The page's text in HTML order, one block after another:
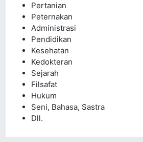
Pertanian
Peternakan
Administrasi
Pendidikan
Kesehatan
Kedokteran
Sejarah
Filsafat
Hukum
Seni, Bahasa, Sastra
Dll.